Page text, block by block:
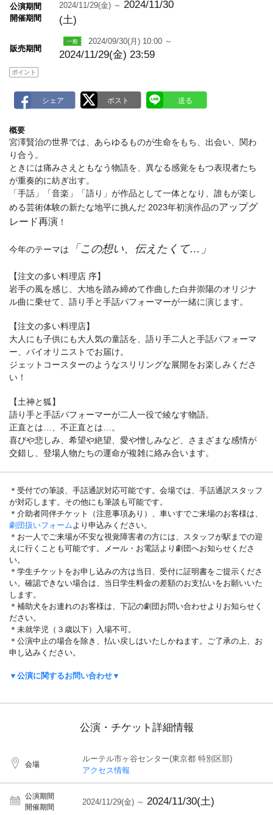
公演期間
開催期間
2024/11/29(金) ～ 2024/11/30
(土)
販売期間
2024/09/30(月) 10:00 ～
2024/11/29(金) 23:59
ポイント
概要
宮澤賢治の世界では、あらゆるものが生命をもち、出会い、関わ
り合う。
ときには痛みさえともなう物語を、異なる感覚をもつ表現者たち
が重奏的に紡ぎ出す。
「手話」「音楽」「語り」が作品として一体となり、誰もが楽し
める芸術体験の新たな地平に挑んだ 2023年初演作品のアップグ
レード再演 ！
今年のテーマは 「この想い、伝えたくて…」
【注文の多い料理店 序】
岩手の風を感じ、大地を踏み締めて作曲した白井崇陽のオリジナ
ル曲に乗せて、語り手と手話パフォーマーが一緒に演じます。
【注文の多い料理店】
大人にも子供にも大人気の童話を、語り手二人と手話パフォーマ
ー、バイオリニストでお届け。
ジェットコースターのようなスリリングな展開をお楽しみくださ
い！
【土神と狐】
語り手と手話パフォーマーが二人一役で綾なす物語。
正直とは…、不正直とは…。
喜びや悲しみ、希望や絶望、愛や憎しみなど、さまざまな感情が
交錯し、登場人物たちの運命が複雑に絡み合います。
＊受付での筆談、手話通訳対応可能です。会場では、手話通訳スタッフ
が対応します。その他にも筆談も可能です。
＊介助者同伴チケット（注意事項あり）、車いすでご来場のお客様は、
劇団扱いフォーム より申込みください。
＊お一人でご来場が不安な視覚障害者の方には、スタッフが駅までの迎
えに行くことも可能です。メール・お電話より劇団へお知らせくださ
い。
＊学生チケットをお申し込みの方は当日、受付に証明書をご提示くださ
い。確認できない場合は、当日学生料金の差額のお支払いをお願いいた
します。
＊補助犬をお連れのお客様は、下記の劇団お問い合わせよりお知らせく
ださい。
＊未就学児（３歳以下）入場不可。
＊公演中止の場合を除き、払い戻しはいたしかねます。ご了承の上、お
申し込みください。
▼公演に関するお問い合わせ▼
公演・チケット詳細情報
会場
ルーテル市ヶ谷センター(東京都 特別区部)
アクセス情報
公演期間
開催期間
2024/11/29(金) ～ 2024/11/30(土)